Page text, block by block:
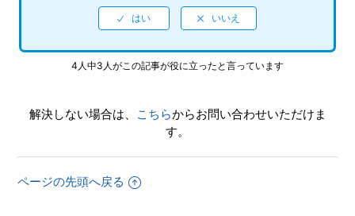
【PS4/初音ミク -Project DIVA- X HD】難易度設定はあるの
【PS4/初音ミク -Project DIVA- X HD】インターネットプレ
【PS4/初音ミク -Project DIVA- X HD】ゲームの進行状況は
【PS4/初音ミク -Project DIVA- X HD】PS Vita版との連動要
4人中3人がこの記事が役に立ったと言っています
解決しない場合は、 こちらからお問い合わせいただけま
す。
ページの先頭へ戻る